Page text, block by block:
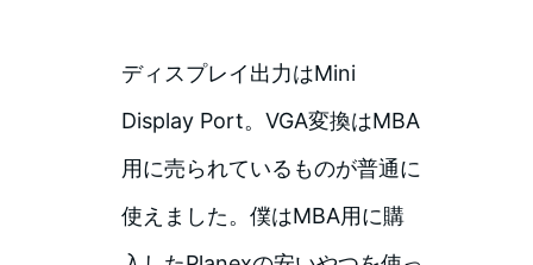
ディスプレイ出力はMini
Display Port。VGA変換はMBA
用に売られているものが普通に
使えました。僕はMBA用に購